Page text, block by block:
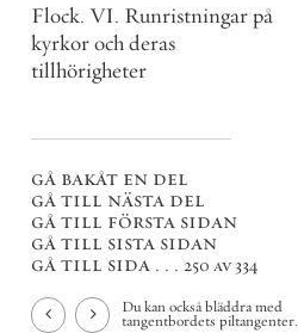
Flock. VI. Runristningar på
kyrkor och deras
tillhörigheter
gå bakåt en del
gå till nästa del
gå till första sidan
gå till sista sidan
gå till sida . . . 250 av 334
Du kan också bläddra med
tangentbordets piltangenter.